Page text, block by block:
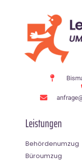
Leistungen
Behördenumzug
Büroumzug